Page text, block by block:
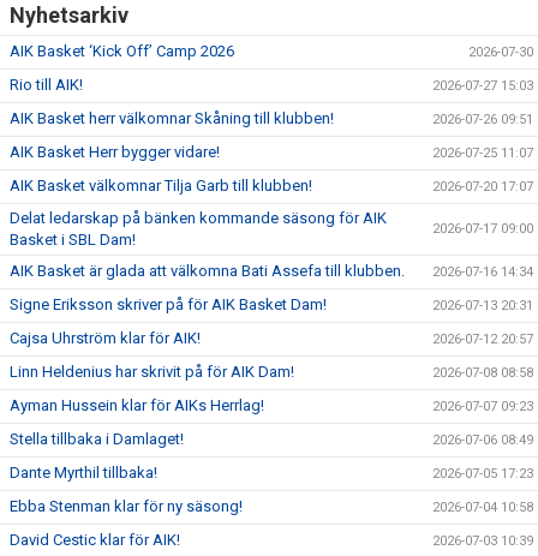
Nyhetsarkiv
AIK Basket ‘Kick Off’ Camp 2026 2026-07-30
Rio till AIK! 2026-07-27 15:03
AIK Basket herr välkomnar Skåning till klubben! 2026-07-26 09:51
AIK Basket Herr bygger vidare! 2026-07-25 11:07
AIK Basket välkomnar Tilja Garb till klubben! 2026-07-20 17:07
Delat ledarskap på bänken kommande säsong för AIK
Basket i SBL Dam!
2026-07-17 09:00
AIK Basket är glada att välkomna Bati Assefa till klubben. 2026-07-16 14:34
Signe Eriksson skriver på för AIK Basket Dam! 2026-07-13 20:31
Cajsa Uhrström klar för AIK! 2026-07-12 20:57
Linn Heldenius har skrivit på för AIK Dam! 2026-07-08 08:58
Ayman Hussein klar för AIKs Herrlag! 2026-07-07 09:23
Stella tillbaka i Damlaget! 2026-07-06 08:49
Dante Myrthil tillbaka! 2026-07-05 17:23
Ebba Stenman klar för ny säsong! 2026-07-04 10:58
David Cestic klar för AIK! 2026-07-03 10:39